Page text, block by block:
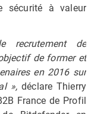
sécurité à valeur
recrutement de
de former et
en 2016 sur
»,déclare Thierry
France de Profil